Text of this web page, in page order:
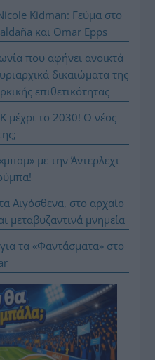
Kidman: Γεύμα στο
και Omar Epps
που αφήνει ανοικτά
δικαιώματα της
επιθετικότητας
μέχρι το 2030! Ο νέος
με την Άντερλεχτ
Αιγόσθενα, στο αρχαίο
μεταβυζαντινά μνημεία
τα «Φαντάσματα» στο